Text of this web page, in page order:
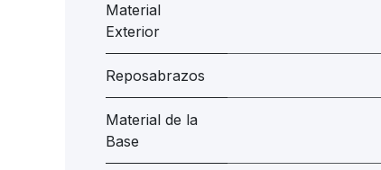
Material
Exterior
Reposabrazos
Material de la
Base